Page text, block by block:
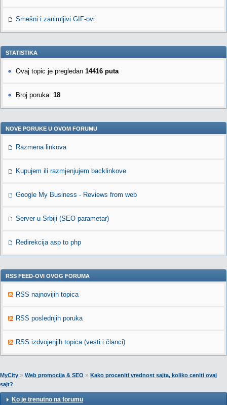
Smešni i zanimljivi GIF-ovi
STATISTIKA
Ovaj topic je pregledan 14416 puta
Broj poruka: 18
NOVE PORUKE U OVOM FORUMU
Razmena linkova
Kupujem ili razmjenjujem backlinkove
Google My Business - Reviews from web
Server u Srbiji (SEO parametar)
Redirekcija asp to php
RSS FEED-OVI OVOG FORUMA
RSS najnovijih topica
RSS poslednjih poruka
RSS izdvojenjih topica (vesti i članci)
MyCity » Web promocija & SEO » Kako proceniti vrednost sajta, koliko ceniti ovaj
sajt?
Ko je trenutno na forumu